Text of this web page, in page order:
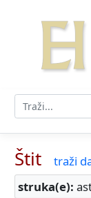
Štit
traži
struka(e):